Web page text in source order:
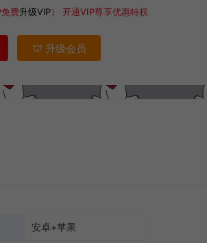
费升级VIP）开通VIP尊享优惠特权
升级会员
安卓+苹果